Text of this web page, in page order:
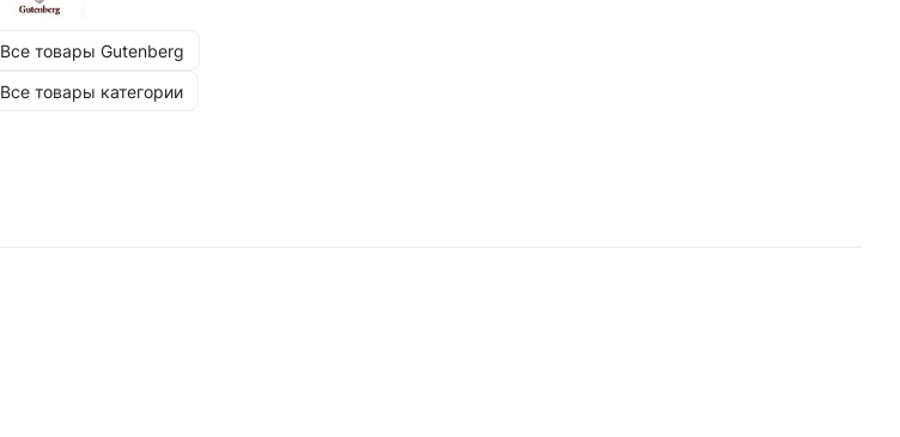
Все товары Gutenberg
Все товары категории